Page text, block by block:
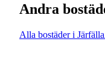
Andra
Alla bostäder i Järfälla